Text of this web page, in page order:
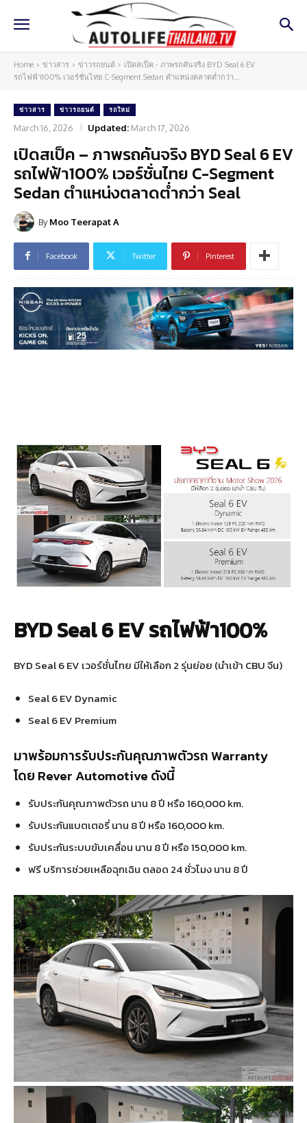
Home ข่าวสาร ข่าวรถยนต์
เปิดสเป็ค - ภาพรถคันจริง BYD Seal 6 EV
รถไฟฟ้า100% เวอร์ชั่นไทย C-Segment Sedan ตำแหน่งตลาดต่ำกว่า...
ข่าวสาร ข่าวรถยนต์ รถใหม่
March 16, 2026 Updated: March 17, 2026
เปิดสเป็ค – ภาพรถคันจริง BYD Seal 6 EV
รถไฟฟ้า100% เวอร์ชั่นไทย C-Segment
Sedan ตำแหน่งตลาดต่ำกว่า Seal
By Moo Teerapat A
Facebook Twitter Pinterest
BYD Seal 6 EV รถไฟฟ้า100%
BYD Seal 6 EV เวอร์ชั่นไทย มีให้เลือก 2 รุ่นย่อย (นำเข้า CBU จีน)
Seal 6 EV Dynamic
Seal 6 EV Premium
มาพร้อมการรับประกันคุณภาพตัวรถ Warranty
โดย Rever Automotive ดังนี้
รับประกันคุณภาพตัวรถ นาน 8 ปี หรือ 160,000 km.
รับประกันแบตเตอรี่ นาน 8 ปี หรือ 160,000 km.
รับประกันระบบขับเคลื่อน นาน 8 ปี หรือ 150,000 km.
ฟรี บริการช่วยเหลือฉุกเฉิน ตลอด 24 ชั่วโมง นาน 8 ปี